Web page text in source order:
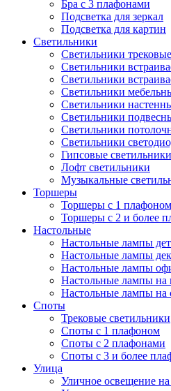
Бра с 3 плафонами
Подсветка для зеркал
Подсветка для картин
Светильники
Светильники
Светильники
Светильники
Светильники
Светильники
Светильники
Светильники
Светильники
Гипсовые светильники
Лофт светильники
Музыкальные
Торшеры
Торшеры с 1 плафоном
Торшеры с 2 и более
Настольные
Настольные лампы
Настольные лампы
Настольные лампы
Настольные лампы на
Настольные лампы на
Споты
Трековые светильники
Споты с 1 плафоном
Споты с 2 плафонами
Споты с 3 и более
Улица
Уличное освещение